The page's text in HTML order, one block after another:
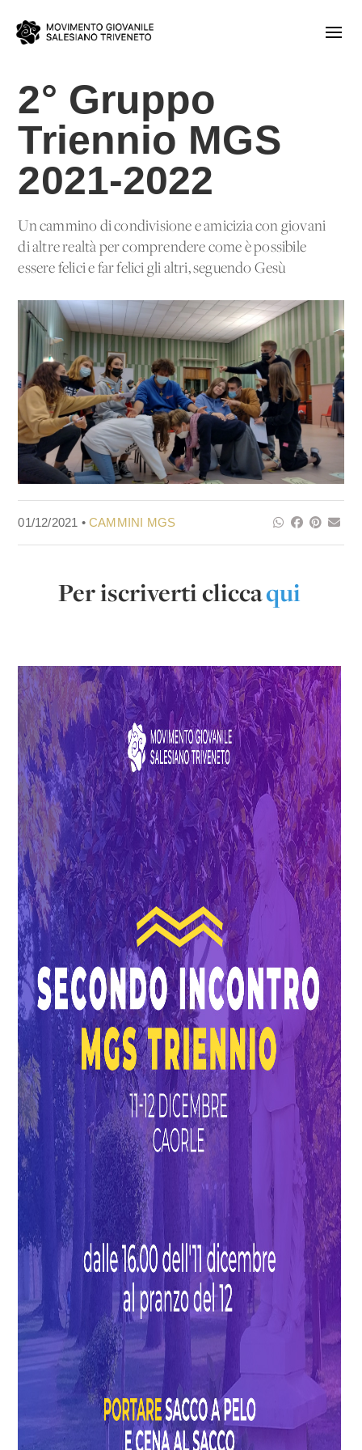
2° Gruppo
Triennio MGS
2021-2022
Un cammino di condivisione e amicizia con giovani
di altre realtà per comprendere come è possibile
essere felici e far felici gli altri, seguendo Gesù
01/12/2021 •CAMMINI MGS
Per iscriverti cliccaqui